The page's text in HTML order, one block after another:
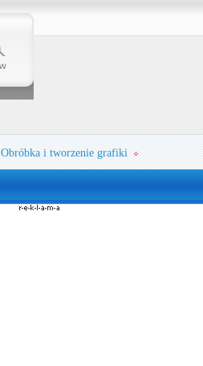
Obróbka i tworzenie grafiki